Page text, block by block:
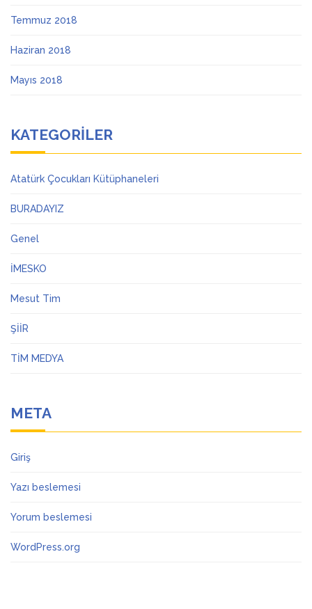
Temmuz 2018
Haziran 2018
Mayıs 2018
KATEGORILER
Atatürk Çocukları Kütüphaneleri
BURADAYIZ
Genel
İMESKO
Mesut Tim
ŞİİR
TİM MEDYA
META
Giriş
Yazı beslemesi
Yorum beslemesi
WordPress.org